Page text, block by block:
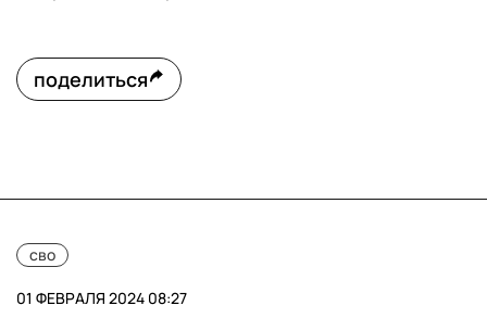
поделиться
сво
01 ФЕВРАЛЯ 2024 08:27